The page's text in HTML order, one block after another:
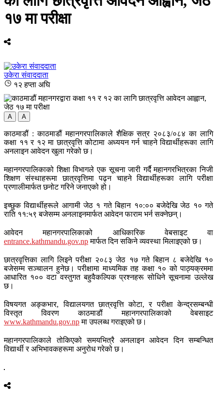
१७ मा परीक्षा
उकेरा संवाददाता
१२ हप्ता अघि
A A
काठमाडौं : काठमाडौं महानगरपालिकाले शैक्षिक सत्र २०८३/०८४ का लागि
कक्षा ११ र १२ मा छात्रवृत्ति कोटामा अध्ययन गर्न चाहने विद्यार्थीहरूका लागि
अनलाइन आवेदन खुला गरेको छ।
महानगरपालिकाको शिक्षा विभागले एक सूचना जारी गर्दै महानगरभित्रका निजी
शिक्षण संस्थाहरूमा छात्रवृत्तिमा पढ्न चाहने विद्यार्थीहरूका लागि परीक्षा
प्रणालीमार्फत छनोट गरिने जनाएको हो।
इच्छुक विद्यार्थीहरूले आगामी जेठ १ गते बिहान १०:०० बजेदेखि जेठ १० गते
राति ११:५९ बजेसम्म अनलाइनमार्फत आवेदन फाराम भर्न सक्नेछन्।
आवेदन महानगरपालिकाको आधिकारिक वेबसाइट वा
entrance.kathmandu.gov.npमार्फत दिन सकिने व्यवस्था मिलाइएको छ।
छात्रवृत्तिका लागि लिइने परीक्षा २०८३ जेठ १७ गते बिहान ८ बजेदेखि १०
बजेसम्म सञ्चालन हुनेछ। परीक्षामा माध्यमिक तह कक्षा १० को पाठ्यक्रममा
आधारित १०० वटा वस्तुगत बहुवैकल्पिक प्रश्नहरू सोधिने सूचनामा उल्लेख
छ।
विषयगत अङ्कभार, विद्यालयगत छात्रवृत्ति कोटा, र परीक्षा केन्द्रसम्बन्धी
विस्तृत विवरण काठमाडौं महानगरपालिकाको वेबसाइट
www.kathmandu.gov.npमा उपलब्ध गराइएको छ।
महानगरपालिकाले तोकिएको समयभित्रै अनलाइन आवेदन दिन सम्बन्धित
विद्यार्थी र अभिभावकहरूमा अनुरोध गरेको छ।